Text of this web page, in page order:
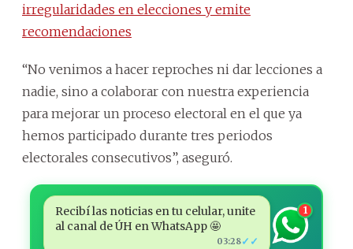
irregularidades en elecciones y emite
recomendaciones
“No venimos a hacer reproches ni dar lecciones a
nadie, sino a colaborar con nuestra experiencia
para mejorar un proceso electoral en el que ya
hemos participado durante tres periodos
electorales consecutivos”, aseguró.
Recibí las noticias en tu celular, unite
al canal de ÚH en WhatsApp 🤩
03:28✓✓
1